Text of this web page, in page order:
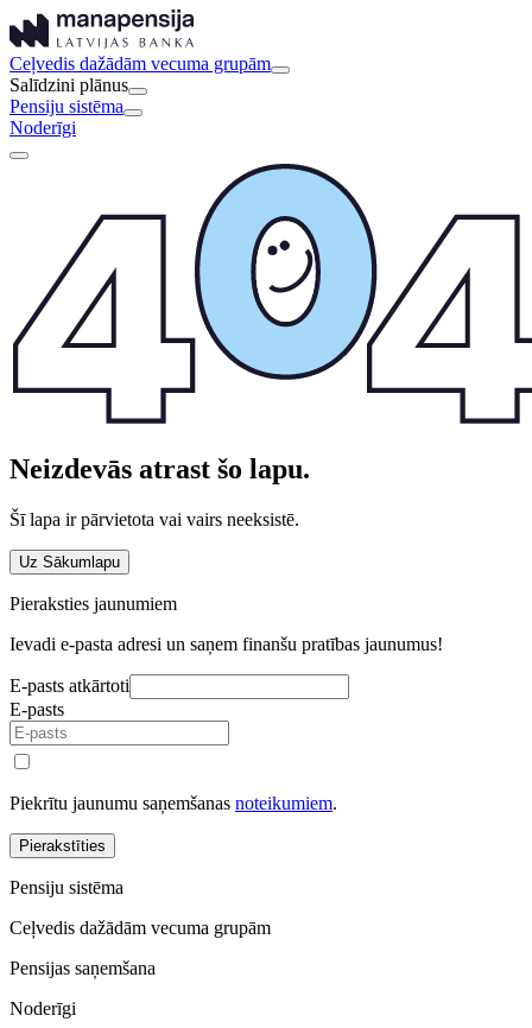
Ceļvedis dažādām vecuma grupām
Salīdzini plānus
Pensiju sistēma
Noderīgi
Neizdevās atrast šo lapu.
Šī lapa ir pārvietota vai vairs neeksistē.
Uz Sākumlapu
Pieraksties jaunumiem
Ievadi e-pasta adresi un saņem finanšu pratības jaunumus!
E-pasts atkārtoti
E-pasts
Piekrītu jaunumu saņemšanas noteikumiem.
Pierakstīties
Pensiju sistēma
Ceļvedis dažādām vecuma grupām
Pensijas saņemšana
Noderīgi